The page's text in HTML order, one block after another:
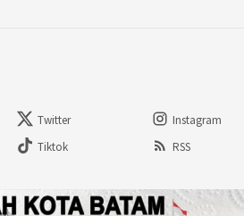
Twitter
Instagram
Tiktok RSS